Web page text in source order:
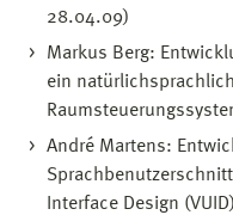
28.04.09)
Markus Berg:
ein
André Martens:
Interface Design